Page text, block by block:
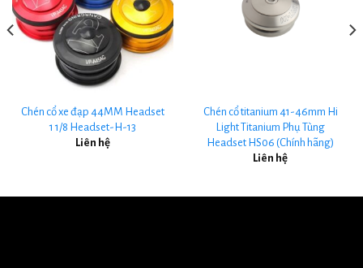
Chén cổ xe đạp 44MM Headset
1 1/8 Headset-H-13
Liên hệ
Chén cổ titanium 41-46mm Hi
Light Titanium Phụ Tùng
Headset HS06 (Chính hãng)
Liên hệ